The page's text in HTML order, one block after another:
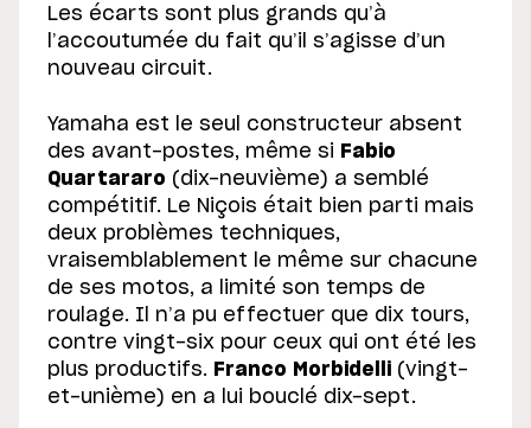
Les écarts sont plus grands qu’à
l’accoutumée du fait qu’il s’agisse d’un
nouveau circuit.
Yamaha est le seul constructeur absent
des avant-postes, même si Fabio
Quartararo (dix-neuvième) a semblé
compétitif. Le Niçois était bien parti mais
deux problèmes techniques,
vraisemblablement le même sur chacune
de ses motos, a limité son temps de
roulage. Il n’a pu effectuer que dix tours,
contre vingt-six pour ceux qui ont été les
plus productifs. Franco Morbidelli (vingt-
et-unième) en a lui bouclé dix-sept.